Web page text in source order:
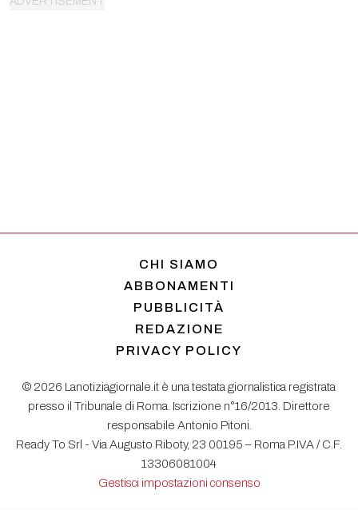
CHI SIAMO
ABBONAMENTI
PUBBLICITÀ
REDAZIONE
PRIVACY POLICY
© 2026 Lanotiziagiornale.it è una testata giornalistica registrata
presso il Tribunale di Roma. Iscrizione n°16/2013. Direttore
responsabile Antonio Pitoni.
Ready To Srl - Via Augusto Riboty, 23 00195 – Roma P.IVA / C.F.
13306081004
Gestisci impostazioni consenso